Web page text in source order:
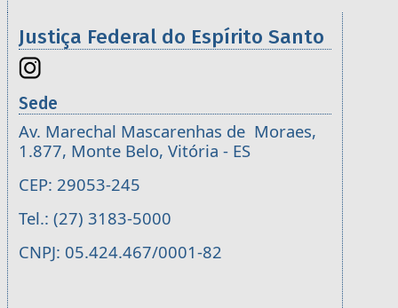
Justiça Federal do Espírito Santo
Sede
Av. Marechal Mascarenhas de Moraes,
1.877, Monte Belo, Vitória - ES
CEP: 29053-245
Tel.: (27) 3183-5000
CNPJ: 05.424.467/0001-82